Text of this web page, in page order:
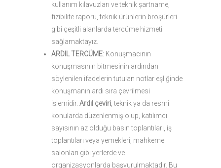
kullanım kılavuzları ve teknik şartname,
fizibilite raporu, teknik ürünlerin broşürleri
gibi çeşitli alanlarda tercüme hizmeti
sağlamaktayız.
ARDIL TERCÜME: Konuşmacının
konuşmasının bitmesinin ardından
söylenilen ifadelerin tutulan notlar eşliğinde
konuşmanın ardı sıra çevrilmesi
işlemidir. Ardıl çeviri , teknik ya da resmi
konularda düzenlenmiş olup, katılımcı
sayısının az olduğu basın toplantıları, iş
toplantıları veya yemekleri, mahkeme
salonları gibi yerlerde ve
organizasyonlarda başvurulmaktadır. Bu